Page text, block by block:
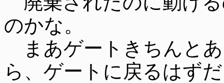
のかな。
まあゲートきちんと
ら、ゲートに戻るはず